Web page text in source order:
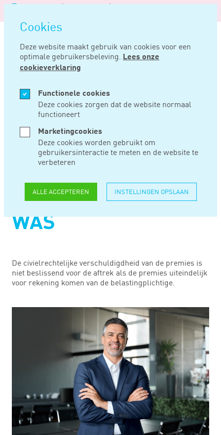
overslaan
Cookies
Deze website maakt gebruik van cookies voor een
optimale gebruikersbeleving. Lees onze
cookieverklaring
Functionele cookies
Deze cookies zorgen dat de website normaal
functioneert
Marketingcookies
Deze cookies worden gebruikt om
gebruikersinteractie te meten en de website te
verbeteren
ALLE ACCEPTEREN INSTELLINGEN OPSLAAN
Logo
Noord
Negentig
Home Nieuws
JAN 25, 2024
AOV-PREMIES
AFTREKBAAR
ONDANKS DAT BV
DE
VERZEKERINGNEMER
WAS
De civielrechtelijke verschuldigdheid van de premies is
niet beslissend voor de aftrek als de premies uiteindelijk
voor rekening komen van de belastingplichtige.